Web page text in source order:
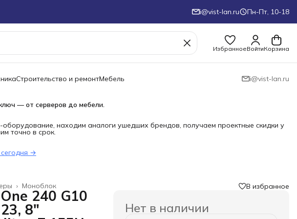
i@vist-lan.ru Пн-Пт, 10-18
ИзбранноеВойтиКорзина
Строительство и ремонтМебель i@vist-lan.ru
— от серверов до мебели.
находим аналоги ушедших брендов, получаем проектные скидки у
точно в срок.
→
Моноблок
›
240 G10
8"
В избранное
Нет в наличии